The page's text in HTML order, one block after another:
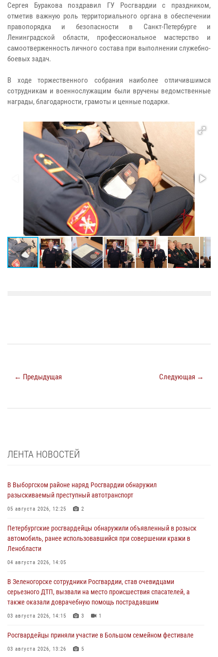
Сергея Буракова поздравил ГУ Росгвардии с праздником,
отметив важную роль территориального органа в обеспечении
правопорядка и безопасности в Санкт-Петербурге и
Ленинградской области, профессиональное мастерство и
самоотверженность личного состава при выполнении служебно-
боевых задач.
В ходе торжественного собрания наиболее отличившимся
сотрудникам и военнослужащим были вручены ведомственные
награды, благодарности, грамоты и ценные подарки.
← Предыдущая Следующая →
ЛЕНТА НОВОСТЕЙ
В Выборгском районе наряд Росгвардии обнаружил
разыскиваемый преступный автотранспорт
05 августа 2026, 12:25 2
Петербургские росгвардейцы обнаружили объявленный в розыск
автомобиль, ранее использовавшийся при совершении кражи в
Ленобласти
04 августа 2026, 14:05
В Зеленогорске сотрудники Росгвардии, став очевидцами
серьезного ДТП, вызвали на место происшествия спасателей, а
также оказали доврачебную помощь пострадавшим
03 августа 2026, 14:15 3 1
Росгвардейцы приняли участие в Большом семейном фестивале
03 августа 2026, 13:26 5